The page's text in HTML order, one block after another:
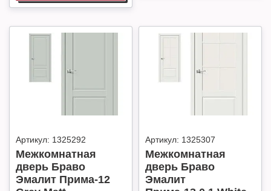
Артикул: 1325292
Межкомнатная
дверь Браво
Эмалит Прима-12
Артикул: 1325307
Межкомнатная
дверь Браво
Эмалит